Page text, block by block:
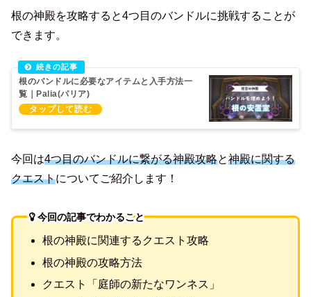
根の神殿を攻略すると4つ目のバンドルに挑戦することが
できます。
根のバンドルに必要なアイテムと入手方法一
覧｜Palia(パリア)
今回は4つ目のバンドルに繋がる神殿攻略と神殿に関する
クエストについてご紹介します！
今回の記事でわかること
根の神殿に関連するクエスト攻略
根の神殿の攻略方法
クエスト「庭師の新たなワンネス」